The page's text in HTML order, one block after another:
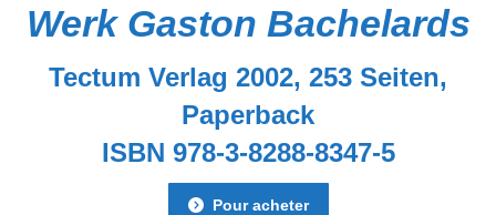
Werk Gaston Bachelards
Tectum Verlag 2002, 253 Seiten,
Paperback
ISBN 978-3-8288-8347-5
Pour acheter